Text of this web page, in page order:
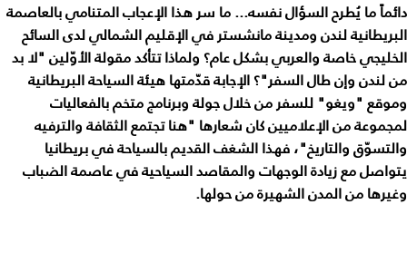
دائماً ما يُطرح السؤال نفسه... ما سر هذا الإعجاب المتنامي بالعاصمة
البريطانية لندن ومدينة مانشستر في الإقليم الشمالي لدى السائح
الخليجي خاصة والعربي بشكل عام؟ ولماذا تتأكد مقولة الأوّلين "لا بد
من لندن وإن طال السفر"؟ الإجابة قدّمتها هيئة السياحة البريطانية
وموقع "ويغو" للسفر من خلال جولة وبرنامج متخم بالفعاليات
لمجموعة من الإعلاميين كان شعارها "هنا تجتمع الثقافة والترفيه
والتسوّق والتاريخ"، فهذا الشغف القديم بالسياحة في بريطانيا
يتواصل مع زيادة الوجهات والمقاصد السياحية في عاصمة الضباب
وغيرها من المدن الشهيرة من حولها.